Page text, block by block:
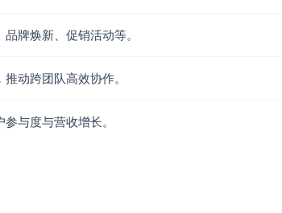
与绩效指标（合规表达，不使用夸大术语）
带线索表单）
牌焕新、促销活动等。
动跨团队高效协作。
与度与营收增长。